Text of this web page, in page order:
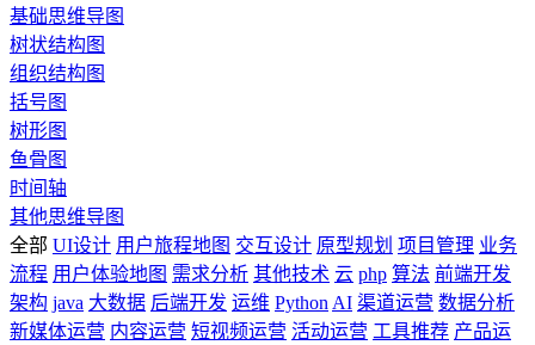
基础思维导图
树状结构图
组织结构图
括号图
树形图
鱼骨图
时间轴
其他思维导图
全部 UI设计 用户旅程地图 交互设计 原型规划 项目管理 业务
流程 用户体验地图 需求分析 其他技术 云 php 算法 前端开发
架构 java 大数据 后端开发 运维 Python AI 渠道运营 数据分析
新媒体运营 内容运营 短视频运营 活动运营 工具推荐 产品运